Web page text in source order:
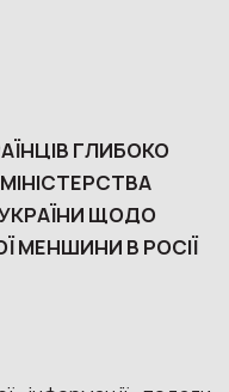
ГЛИБОКО
ЩОДО
МЕНШИНИ В РОСІЇ